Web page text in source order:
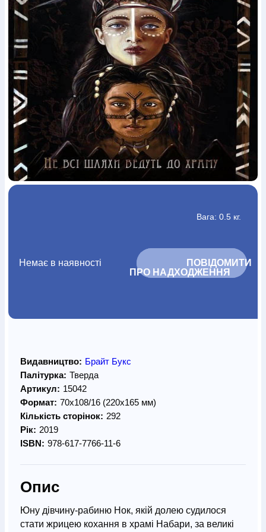
Богослов`яШлюб і сім`яЮдаїзм
Супутні товари
Періодика Аудіо Ручки кульковіВідео Галантерея
Закладки для книгФутболкиБрелокиСумки
Біжутерія
Блокноти
Щоденники / щотижневикиВироби з дерева
Вироби з кераміки і глини Вироби з сріблаКартини
Навчальні мапиШкіряні виробиМагнітиМеталеві
вироби
Міні-лампиНаклейкиНастільні ігриПакети
подарункові
ПлакатиПластмасові виробиХустки
Подарункові карткиРозвиваючі ігри Репринти
Свічки
Зошити
ФотокартиниЧохли на Библії Головні убори
Календарі Канцелярскі товариКомп`ютерні ігри
ЛистівкиСувенирна продукціяГодинники Пазли
Книга в комплекті
Вага: 0.5 кг.
Немає в наявності
			ПОВІДОМИТИ
ПРО НАДХОДЖЕННЯ
Видавництво: Брайт Букс
Палітурка: Тверда
Артикул: 15042
Формат: 70х108/16 (220х165 мм)
Кількість сторінок: 292
Рік: 2019
ISBN: 978-617-7766-11-6
Опис
Юну дівчину-рабиню Нок, якій долею судилося
стати жрицею кохання в храмі Набари, за великі